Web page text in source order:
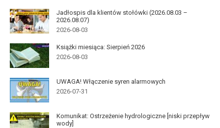
Jadłospis dla klientów stołówki (2026.08.03 –
2026.08.07)
2026-08-03
Książki miesiąca: Sierpień 2026
2026-08-03
UWAGA! Włączenie syren alarmowych
2026-07-31
Komunikat: Ostrzeżenie hydrologiczne [niski przepływ
wody]